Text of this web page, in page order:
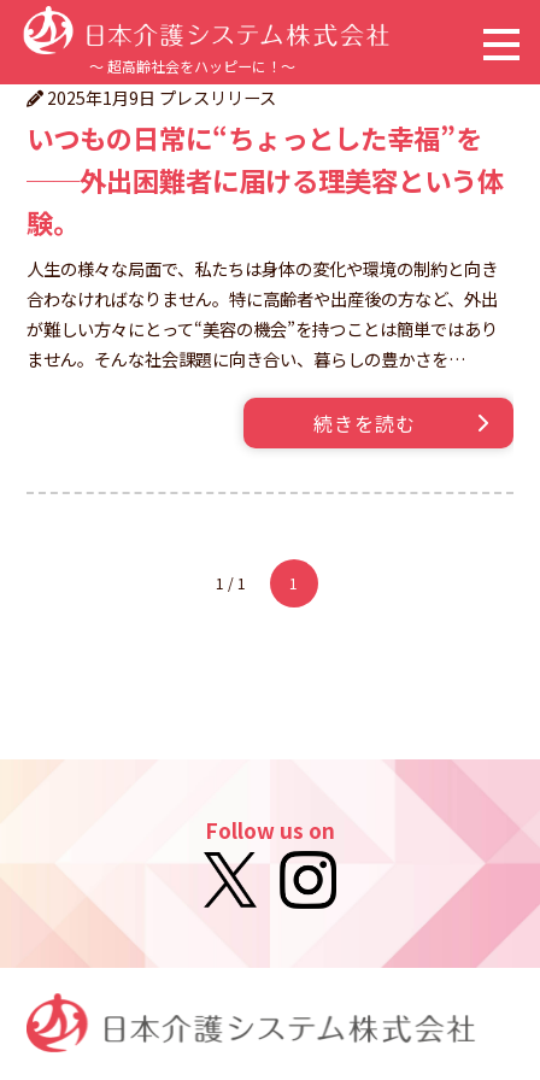
～ 超高齢社会をハッピーに！～
トップページ
企業情報
事業内容
サステナビリティ
個人情報・SNSアカウント情報
の取り扱いについて
カスタマーハラスメントへの対応
2025年1月9日 プレスリリース
いつもの日常に“ちょっとした幸福”を
──外出困難者に届ける理美容という体
験。
人生の様々な局面で、私たちは身体の変化や環境の制約と向き
合わなければなりません。特に高齢者や出産後の方など、外出
が難しい方々にとって“美容の機会”を持つことは簡単ではあり
ません。そんな社会課題に向き合い、暮らしの豊かさを…
続きを読む
1 / 1 1
Follow us on